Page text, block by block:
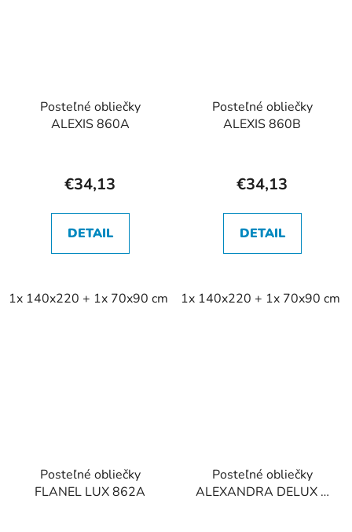
Posteľné obliečky
ALEXIS 860A
€34,13
DETAIL
1x 140x220 + 1x 70x90 cm
Posteľné obliečky
ALEXIS 860B
€34,13
DETAIL
1x 140x220 + 1x 70x90 cm
Posteľné obliečky
FLANEL LUX 862A
Posteľné obliečky
ALEXANDRA DELUX +